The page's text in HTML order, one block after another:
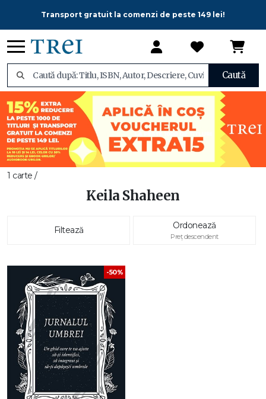
Transport gratuit la comenzi de peste 149 lei!
Caută
1 carte /
Keila Shaheen
Filtează Ordonează
Preț descendent
-50%